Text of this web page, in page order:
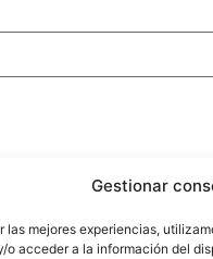
Gestionar
las mejores experiencias,
o acceder a la información del